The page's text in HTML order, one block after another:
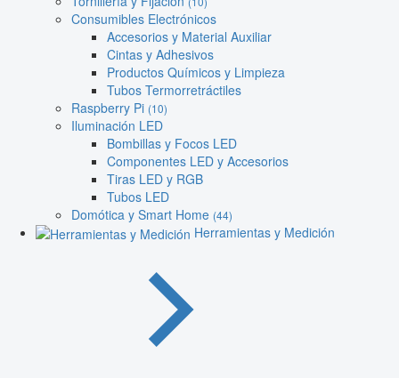
Consumibles Electrónicos
Accesorios y Material Auxiliar
Cintas y Adhesivos
Productos Químicos y Limpieza
Tubos Termorretráctiles
Raspberry Pi (10)
Iluminación LED
Bombillas y Focos LED
Componentes LED y Accesorios
Tiras LED y RGB
Tubos LED
Domótica y Smart Home (44)
Herramientas y Medición